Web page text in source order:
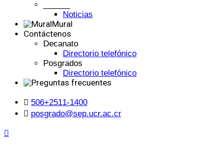
Noticias
Mural
Contáctenos
Decanato
Directorio telefónico
Posgrados
Directorio telefónico
506+2511-1400
posgrado@sep.ucr.ac.cr